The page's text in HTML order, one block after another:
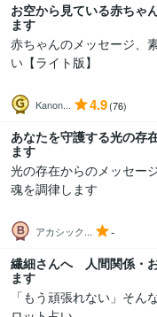
お空から見ている赤ちゃ
ます
赤ちゃんのメッセージ、
い【ライト版】
Kanon... 4.9(76)
あなたを守護する光の存
ます
光の存在からのメッセー
魂を調律します
アカシック... -
繊細さんへ 人間関係・
ます
「もう頑張れない」そん